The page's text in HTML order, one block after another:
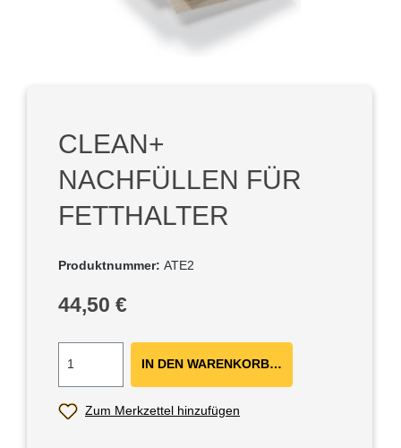
CLEAN+
NACHFÜLLEN FÜR
FETTHALTER
Produktnummer: ATE2
Regulärer Preis:
44,50 €
IN DEN WARENKORB ＋
Zum Merkzettel hinzufügen